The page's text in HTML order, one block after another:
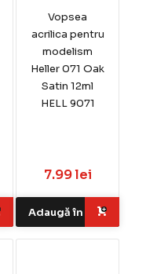
Vopsea
acrilica pentru
modelism
Heller 071 Oak
Satin 12ml
HELL 9071
7.99 lei
Adaugă în coș